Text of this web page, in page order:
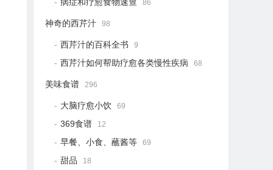
86
神奇的西芹汁 98
西芹汁的百科全书 9
西芹汁如何帮助疗愈各类慢性疾病 68
美味食谱 296
大脑疗愈小饮 69
369食谱 12
早餐、小食、蘸酱等 69
甜品 18